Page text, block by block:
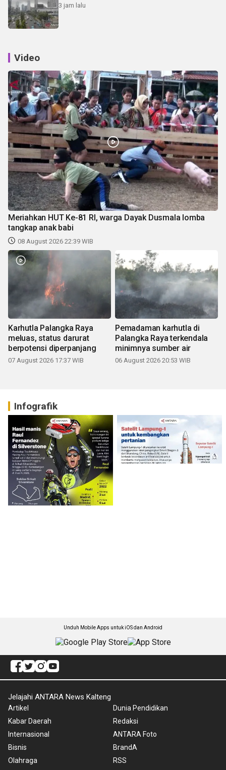
3 jam lalu
Video
Meriahkan HUT Ke-81 RI, warga Dayak Dusmala lomba
tangkap anak babi
08 August 2026 22:39 WIB
Karhutla Palangka Raya
meluas, status darurat
berpotensi diperpanjang
07 August 2026 17:37 WIB
Pemadaman karhutla di
Palangka Raya terkendala
minimnya sumber air
06 August 2026 20:53 WIB
Infografik
Unduh Mobile Apps untuk iOS dan Android
Jelajahi ANTARA News Kalteng
Artikel
Kabar Daerah
Internasional
Bisnis
Olahraga
Dunia Pendidikan
Redaksi
ANTARA Foto
BrandA
RSS